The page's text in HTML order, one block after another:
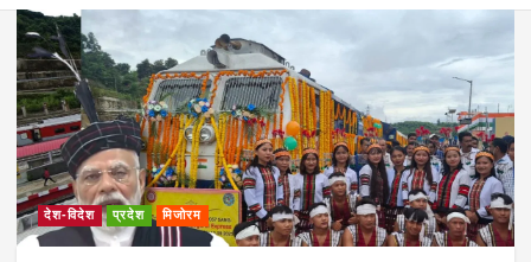
देश-विदेश प्रदेश मिजोरम